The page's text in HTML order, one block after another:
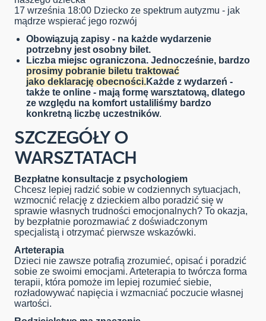
17 września 18:00 Dziecko ze spektrum autyzmu - jak
mądrze wspierać jego rozwój
Obowiązują zapisy - na każde wydarzenie
potrzebny jest osobny bilet.
Liczba miejsc ograniczona. Jednocześnie, bardzo
prosimy pobranie biletu traktować
jako deklarację obecności.Każde z wydarzeń -
także te online - mają formę warsztatową, dlatego
ze względu na komfort ustaliliśmy bardzo
konkretną liczbę uczestników.
SZCZEGÓŁY O
WARSZTATACH
Bezpłatne konsultacje z psychologiem
Chcesz lepiej radzić sobie w codziennych sytuacjach,
wzmocnić relację z dzieckiem albo poradzić się w
sprawie własnych trudności emocjonalnych? To okazja,
by bezpłatnie porozmawiać z doświadczonym
specjalistą i otrzymać pierwsze wskazówki.
Arteterapia
Dzieci nie zawsze potrafią zrozumieć, opisać i poradzić
sobie ze swoimi emocjami. Arteterapia to twórcza forma
terapii, która pomoże im lepiej rozumieć siebie,
rozładowywać napięcia i wzmacniać poczucie własnej
wartości.